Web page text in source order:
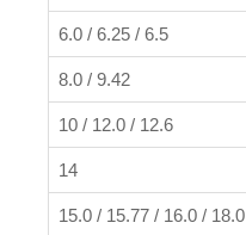
6.0 / 6.25 / 6.5
8.0 / 9.42
10 / 12.0 / 12.6
14
15.0 / 15.77 / 16.0 / 18.0